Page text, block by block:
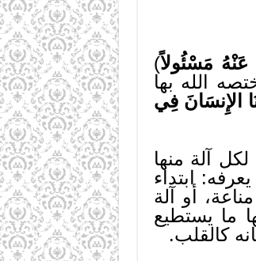
مَسْئُولاً)
الله بها
الإِنسَانَ فِي
آلة منها
ابتداء
أو آلة
ما يستطيع
كالقلب.